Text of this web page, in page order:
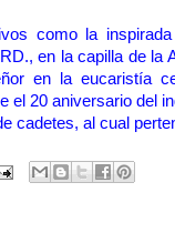
como la
en la capilla de la
en la eucaristía
el 20 aniversario del
cadetes, al cual